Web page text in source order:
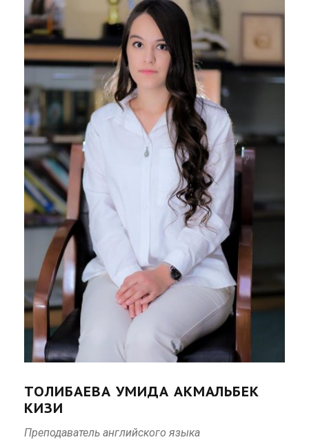
ТОЛИБАЕВА УМИДА АКМАЛЬБЕК
КИЗИ
Преподаватель английского языка